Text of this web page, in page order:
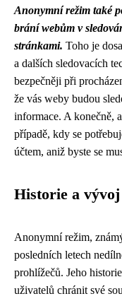
Anonymní režim také
brání webům v
stránkami. Toho je
a dalších sledovacích
bezpečněji při
že vás weby budou
informace. A konečně,
případě, kdy se
účtem, aniž byste se
Historie a
Anonymní režim,
posledních letech
prohlížečů. Jeho
uživatelů chránit své